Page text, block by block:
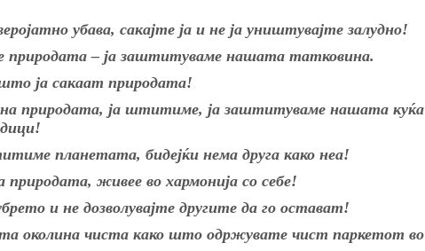
убава, сакајте ја и не ја уништувајте залудно!
природата – ја заштитуваме нашата татковина.
ја сакаат природата!
природата, ја штитиме, ја заштитуваме нашата куќа
планетата, бидејќи нема друга како неа!
природата, живее во хармонија со себе!
и не дозволувајте другите да го остават!
околина чиста како што одржувате чист паркетот во